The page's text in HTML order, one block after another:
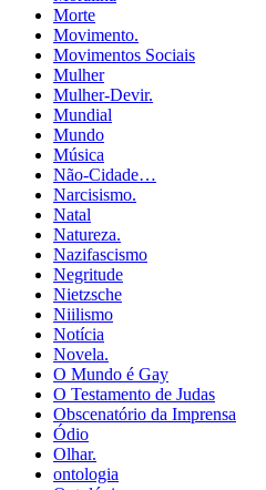
Morte
Movimento.
Movimentos Sociais
Mulher
Mulher-Devir.
Mundial
Mundo
Música
Não-Cidade…
Narcisismo.
Natal
Natureza.
Nazifascismo
Negritude
Nietzsche
Niilismo
Notícia
Novela.
O Mundo é Gay
O Testamento de Judas
Obscenatório da Imprensa
Ódio
Olhar.
ontologia